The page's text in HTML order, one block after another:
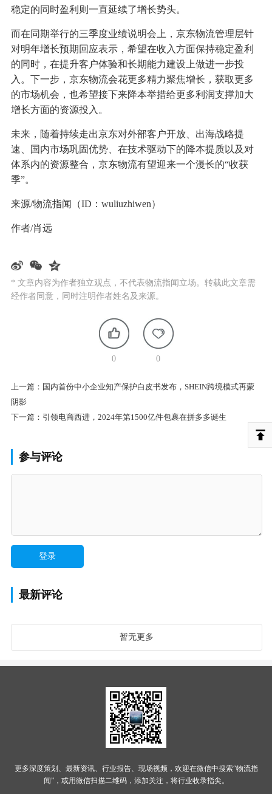
稳定的同时盈利则一直延续了增长势头。
而在同期举行的三季度业绩说明会上，京东物流管理层针
对明年增长预期回应表示，希望在收入方面保持稳定盈利
的同时，在提升客户体验和长期能力建设上做进一步投
入。下一步，京东物流会花更多精力聚焦增长，获取更多
的市场机会，也希望接下来降本举措给更多利润支撑加大
增长方面的资源投入。
未来，随着持续走出京东对外部客户开放、出海战略提
速、国内市场巩固优势、在技术驱动下的降本提质以及对
体系内的资源整合，京东物流有望迎来一个漫长的“收获
季”。
来源/物流指闻（ID：wuliuzhiwen）
作者/肖远
* 文章内容为作者独立观点，不代表物流指闻立场。转载此文章需
经作者同意，同时注明作者姓名及来源。
0 0
上一篇： 国内首份中小企业知产保护白皮书发布，SHEIN跨境模式再蒙
阴影
下一篇： 引领电商西进，2024年第1500亿件包裹在拼多多诞生
参与评论
最新评论
暂无更多
更多深度策划、最新资讯、行业报告、现场视频，欢迎在微信中搜索“物流指
闻”，或用微信扫描二维码，添加关注，将行业收录指尖。